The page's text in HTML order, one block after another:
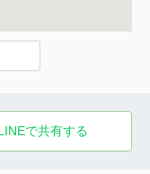
で共有する